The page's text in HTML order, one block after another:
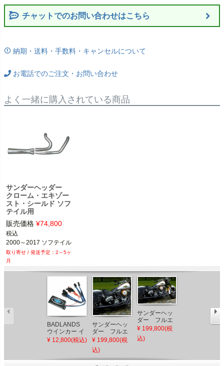
チャットでのお問い合わせはこちら
納期・送料・手数料・キャンセルについて
お電話でのご注文・お問い合わせ
よく一緒に購入されている商品
サンダーヘッダー
クローム・エキゾー
スト・シールド ソフ
テイル用
販売価格 ¥74,800
税込
2000～2017 ソフテイル
2～5ヶ
月
BADLANDS
ウインカー イ
コライザー3
CANBUS リア
2017 FXSB、
¥ 12,800(税込)
サンダーヘッ
ダー フルエ
キゾースト・
マフラー/ブラ
ック ソフテイ
ル用
¥ 199,800(税
込)
サンダーヘッ
ダー フルエ
キゾースト・
マフラー/ブラ
ック ソフテイ
¥ 199,800(税
込)
サンダーヘッ
ダー マウント